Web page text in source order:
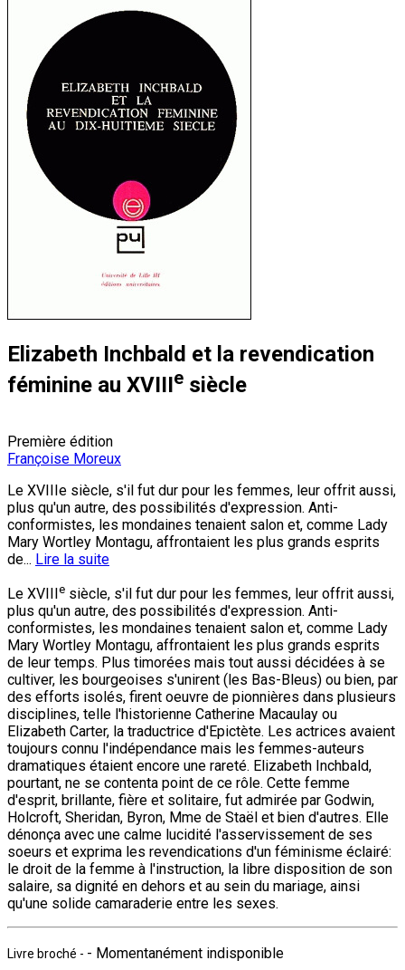
Elizabeth Inchbald et la revendication
féminine au XVIIIe siècle
Première édition
Françoise Moreux
Le XVIIIe siècle, s'il fut dur pour les femmes, leur offrit aussi,
plus qu'un autre, des possibilités d'expression. Anti-
conformistes, les mondaines tenaient salon et, comme Lady
Mary Wortley Montagu, affrontaient les plus grands esprits
de... Lire la suite
Le XVIIIe siècle, s'il fut dur pour les femmes, leur offrit aussi,
plus qu'un autre, des possibilités d'expression. Anti-
conformistes, les mondaines tenaient salon et, comme Lady
Mary Wortley Montagu, affrontaient les plus grands esprits
de leur temps. Plus timorées mais tout aussi décidées à se
cultiver, les bourgeoises s'unirent (les Bas-Bleus) ou bien, par
des efforts isolés, firent oeuvre de pionnières dans plusieurs
disciplines, telle l'historienne Catherine Macaulay ou
Elizabeth Carter, la traductrice d'Epictète. Les actrices avaient
toujours connu l'indépendance mais les femmes-auteurs
dramatiques étaient encore une rareté. Elizabeth Inchbald,
pourtant, ne se contenta point de ce rôle. Cette femme
d'esprit, brillante, fière et solitaire, fut admirée par Godwin,
Holcroft, Sheridan, Byron, Mme de Staël et bien d'autres. Elle
dénonça avec une calme lucidité l'asservissement de ses
soeurs et exprima les revendications d'un féminisme éclairé:
le droit de la femme à l'instruction, la libre disposition de son
salaire, sa dignité en dehors et au sein du mariage, ainsi
qu'une solide camaraderie entre les sexes.
Livre broché - - Momentanément indisponible